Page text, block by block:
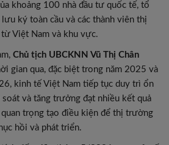
khoảng 100 nhà đầu tư quốc tế, tổ
ký toàn cầu và các thành viên thị
Việt Nam và khu vực.
Chủ tịch UBCKNN Vũ Thị Chân
gian qua, đặc biệt trong năm 2025 và
kinh tế Việt Nam tiếp tục duy trì ổn
và tăng trưởng đạt nhiều kết quả
trọng tạo điều kiện để thị trường
hồi và phát triển.